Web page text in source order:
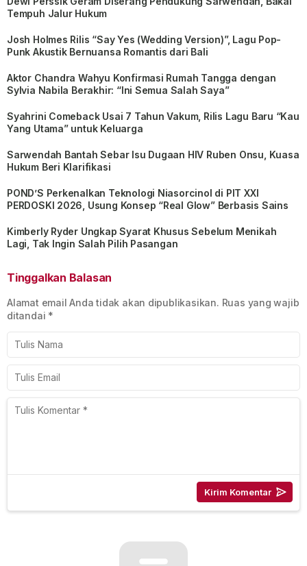
Tempuh Jalur Hukum
Josh Holmes Rilis “Say Yes (Wedding Version)”, Lagu Pop-
Punk Akustik Bernuansa Romantis dari Bali
Aktor Chandra Wahyu Konfirmasi Rumah Tangga dengan
Sylvia Nabila Berakhir: “Ini Semua Salah Saya”
Syahrini Comeback Usai 7 Tahun Vakum, Rilis Lagu Baru “Kau
Yang Utama” untuk Keluarga
Sarwendah Bantah Sebar Isu Dugaan HIV Ruben Onsu, Kuasa
Hukum Beri Klarifikasi
POND’S Perkenalkan Teknologi Niasorcinol di PIT XXI
PERDOSKI 2026, Usung Konsep “Real Glow” Berbasis Sains
Kimberly Ryder Ungkap Syarat Khusus Sebelum Menikah
Lagi, Tak Ingin Salah Pilih Pasangan
Tinggalkan Balasan
Alamat email Anda tidak akan dipublikasikan. Ruas yang wajib
ditandai *